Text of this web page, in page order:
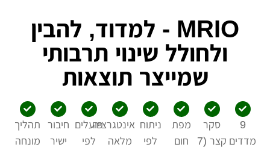
MRIO - למדוד, להבין
ולחולל שינוי תרבותי
שמייצר תוצאות
9
מדדים
סקר
קצר (7
מפת
חום
ניתוח
לפי
אינטגרציה
מלאה
פועלים
לפי
חיבור
ישיר
תהליך
מונחה